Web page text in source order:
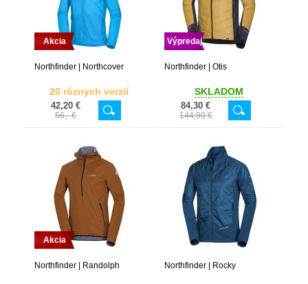
Akcia
Northfinder | Northcover
20 rôznych verzií
42,20 €
56,- €
Výpredaj
Northfinder | Otis
SKLADOM
84,30 €
144,90 €
Akcia
Northfinder | Randolph Northfinder | Rocky